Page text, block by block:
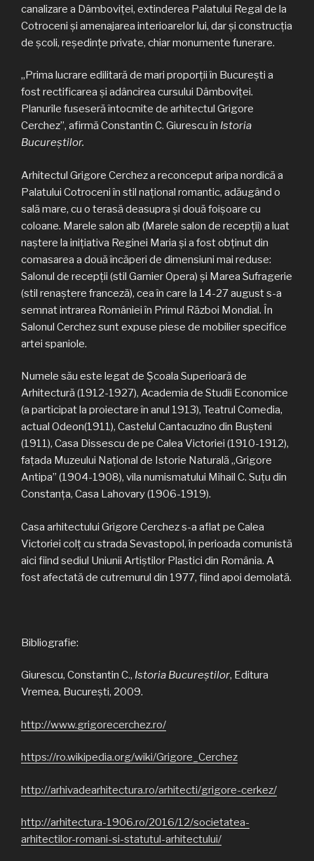
canalizare a Dâmboviţei, extinderea Palatului Regal de la
Cotroceni şi amenajarea interioarelor lui, dar şi construcţia
de şcoli, reşedinţe private, chiar monumente funerare.
„Prima lucrare edilitară de mari proporţii în Bucureşti a
fost rectificarea şi adâncirea cursului Dâmboviţei.
Planurile fuseseră întocmite de arhitectul Grigore
Cerchez”, afirmă Constantin C. Giurescu în Istoria
Bucureştilor.
Arhitectul Grigore Cerchez a reconceput aripa nordică a
Palatului Cotroceni în stil naţional romantic, adăugând o
sală mare, cu o terasă deasupra şi două foişoare cu
coloane. Marele salon alb (Marele salon de recepţii) a luat
naştere la iniţiativa Reginei Maria şi a fost obţinut din
comasarea a două încăperi de dimensiuni mai reduse:
Salonul de recepţii (stil Garnier Opera) şi Marea Sufragerie
(stil renaştere franceză), cea în care la 14-27 august s-a
semnat intrarea României în Primul Război Mondial. În
Salonul Cerchez sunt expuse piese de mobilier specifice
artei spaniole.
Numele său este legat de Şcoala Superioară de
Arhitectură (1912-1927), Academia de Studii Economice
(a participat la proiectare în anul 1913), Teatrul Comedia,
actual Odeon(1911), Castelul Cantacuzino din Bușteni
(1911), Casa Dissescu de pe Calea Victoriei (1910-1912),
faţada Muzeului Național de Istorie Naturală „Grigore
Antipa” (1904-1908), vila numismatului Mihail C. Suțu din
Constanța, Casa Lahovary (1906-1919).
Casa arhitectului Grigore Cerchez s-a aflat pe Calea
Victoriei colţ cu strada Sevastopol, în perioada comunistă
aici fiind sediul Uniunii Artiştilor Plastici din România. A
fost afectată de cutremurul din 1977, fiind apoi demolată.
Bibliografie:
Giurescu, Constantin C., Istoria Bucureştilor, Editura
Vremea, Bucureşti, 2009.
http://www.grigorecerchez.ro/
https://ro.wikipedia.org/wiki/Grigore_Cerchez
http://arhivadearhitectura.ro/arhitecti/grigore-cerkez/
http://arhitectura-1906.ro/2016/12/societatea-
arhitectilor-romani-si-statutul-arhitectului/